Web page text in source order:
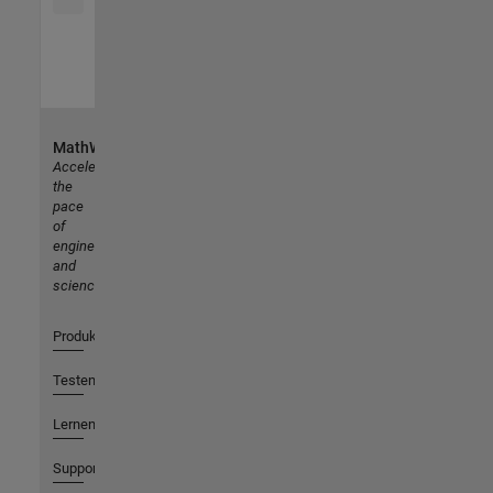
MathWorks
Accelerating
the
pace
of
engineering
and
science
Produkte
Testen oder Kaufen
Lernen
Support